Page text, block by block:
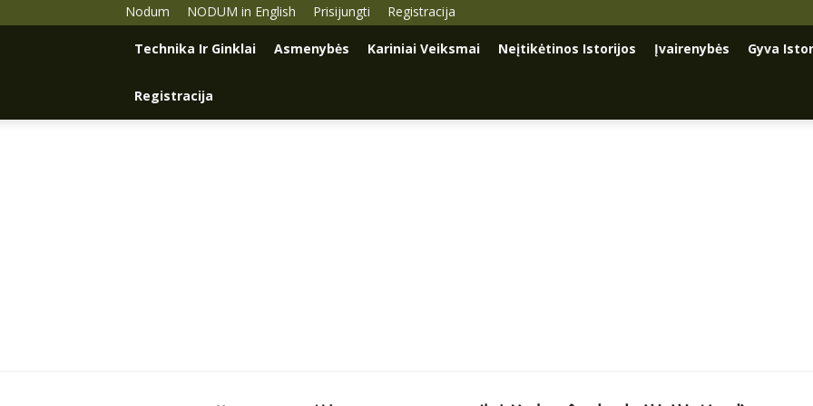
Nodum NODUM in English Prisijungti Registracija
Technika Ir Ginklai Asmenybės Kariniai Veiksmai Neįtikėtinos Istorijos Įvairenybės Gyva
Registracija